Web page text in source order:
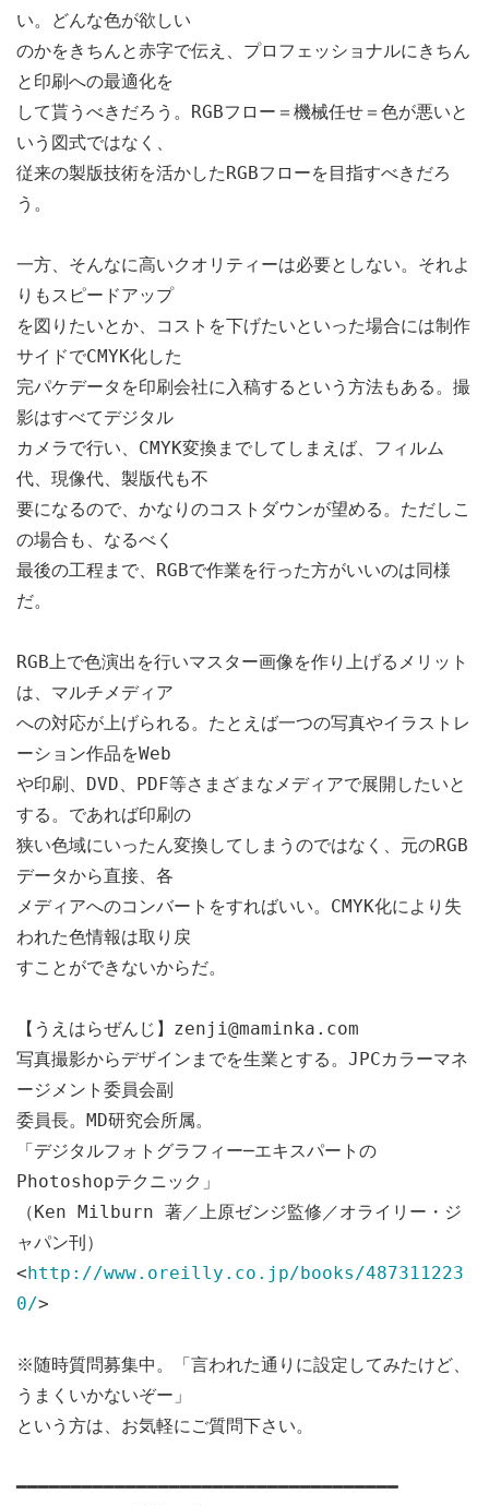
い。どんな色が欲しい
のかをきちんと赤字で伝え、プロフェッショナルにきちん
と印刷への最適化を
して貰うべきだろう。RGBフロー＝機械任せ＝色が悪いと
いう図式ではなく、
従来の製版技術を活かしたRGBフローを目指すべきだろ
う。
一方、そんなに高いクオリティーは必要としない。それよ
りもスピードアップ
を図りたいとか、コストを下げたいといった場合には制作
サイドでCMYK化した
完パケデータを印刷会社に入稿するという方法もある。撮
影はすべてデジタル
カメラで行い、CMYK変換までしてしまえば、フィルム
代、現像代、製版代も不
要になるので、かなりのコストダウンが望める。ただしこ
の場合も、なるべく
最後の工程まで、RGBで作業を行った方がいいのは同様
だ。
RGB上で色演出を行いマスター画像を作り上げるメリット
は、マルチメディア
への対応が上げられる。たとえば一つの写真やイラストレ
ーション作品をWeb
や印刷、DVD、PDF等さまざまなメディアで展開したいと
する。であれば印刷の
狭い色域にいったん変換してしまうのではなく、元のRGB
データから直接、各
メディアへのコンバートをすればいい。CMYK化により失
われた色情報は取り戻
すことができないからだ。
【うえはらぜんじ】zenji@maminka.com
写真撮影からデザインまでを生業とする。JPCカラーマネ
ージメント委員会副
委員長。MD研究会所属。
「デジタルフォトグラフィー─エキスパートの
Photoshopテクニック」
（Ken Milburn 著／上原ゼンジ監修／オライリー・ジ
ャパン刊）
<http://www.oreilly.co.jp/books/487311223
0/>
※随時質問募集中。「言われた通りに設定してみたけど、
うまくいかないぞー」
という方は、お気軽にご質問下さい。
━━━━━━━━━━━━━━━━━━━━━━━━━━━━━━━━━━━